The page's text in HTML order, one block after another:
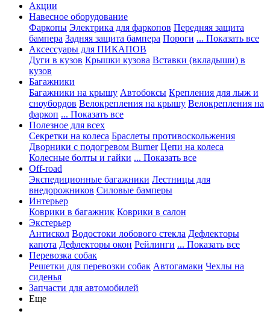
Акции
Навесное оборудование
Фаркопы Электрика для фаркопов Передняя защита
бампера Задняя защита бампера Пороги ... Показать все
Аксессуары для ПИКАПОВ
Дуги в кузов Крышки кузова Вставки (вкладыши) в
кузов
Багажники
Багажники на крышу Автобоксы Крепления для лыж и
сноубордов Велокрепления на крышу Велокрепления на
фаркоп ... Показать все
Полезное для всех
Секретки на колеса Браслеты противоскольжения
Дворники с подогревом Burner Цепи на колеса
Колесные болты и гайки ... Показать все
Off-road
Экспедиционные багажники Лестницы для
внедорожников Силовые бамперы
Интерьер
Коврики в багажник Коврики в салон
Экстерьер
Антискол Водостоки лобового стекла Дефлекторы
капота Дефлекторы окон Рейлинги ... Показать все
Перевозка собак
Решетки для перевозки собак Автогамаки Чехлы на
сиденья
Запчасти для автомобилей
Еще